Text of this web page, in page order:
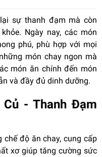
sự thanh đạm mà còn
Ngày nay, các món
phú, phù hợp với mọi
món chay ngon mà
món ăn chính đến món
và đầy đủ dinh dưỡng.
- Thanh Đạm
chế độ ăn chay, cung cấp
xơ giúp tăng cường sức